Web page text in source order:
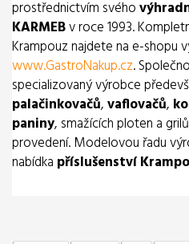
prostřednictvím svého
KARMEBv roce 1993.
Krampouz najdete na e-shopu
www.GastroNakup.cz.
specializovaný výrobce
palačinkovačů,vaflovačů,
paniny, smažících ploten a
provedení. Modelovou řadu
nabídka příslušenství